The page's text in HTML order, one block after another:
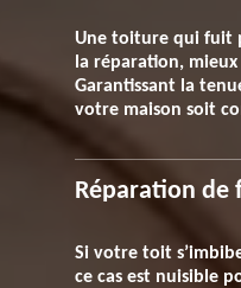
Une toiture qui fuit
la réparation,
Garantissant la
votre maison soit
Réparation de
Si votre toit
ce cas est nuisible